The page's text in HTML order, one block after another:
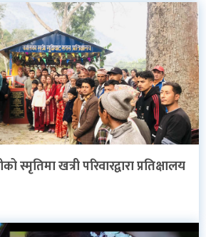
स्मृतिमा खत्री परिवारद्वारा प्रतिक्षालय